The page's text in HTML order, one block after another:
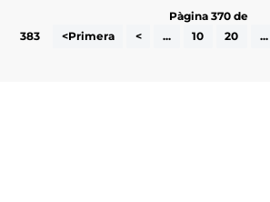
Pàgina 370 de
383
<Primera < ... 10 20 ...